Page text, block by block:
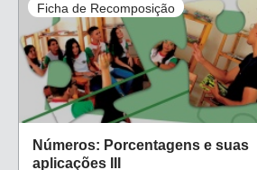
Ficha de Recomposição
Números: Porcentagens e suas
aplicações III